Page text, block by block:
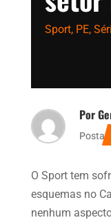
Sport, PE,
Por
O Sport tem
esquemas no
nenhum